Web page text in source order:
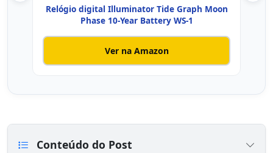
Relógio digital Illuminator Tide Graph Moon
Phase 10-Year Battery WS-1
Ver na Amazon
Conteúdo do Post